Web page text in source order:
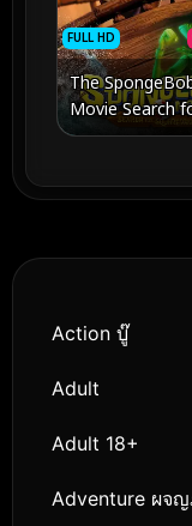
FULL HD
The
Movie Search
SquarePants เ
หาสพันจ์บ็อบ
Action บู๊
Adult
Adult 18+
Adventure ผจ